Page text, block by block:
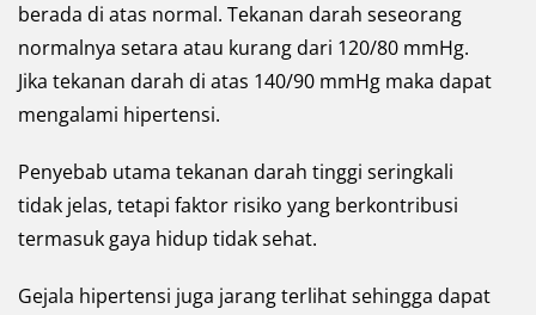
berada di atas normal. Tekanan darah seseorang
normalnya setara atau kurang dari 120/80 mmHg.
Jika tekanan darah di atas 140/90 mmHg maka dapat
mengalami hipertensi.
Penyebab utama tekanan darah tinggi seringkali
tidak jelas, tetapi faktor risiko yang berkontribusi
termasuk gaya hidup tidak sehat.
Gejala hipertensi juga jarang terlihat sehingga dapat